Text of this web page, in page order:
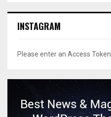
INSTAGRAM
Please enter an Access Token